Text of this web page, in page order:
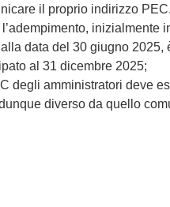
il proprio indirizzo
l’adempimento, inizialmente
data del 30 giugno 2025,
al 31 dicembre 2025;
degli amministratori deve
diverso da quello